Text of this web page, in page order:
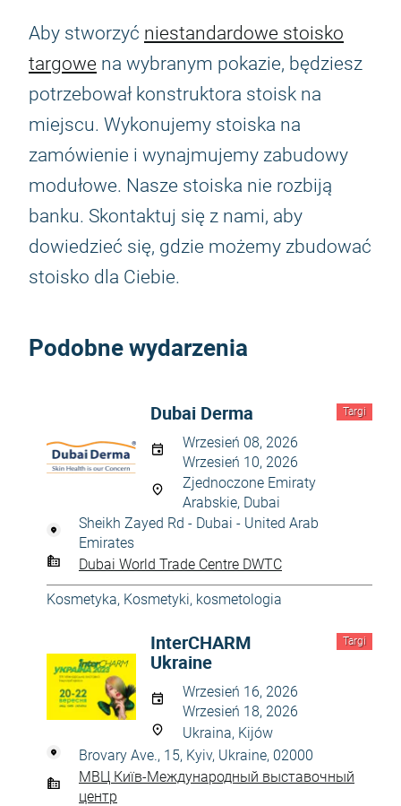
Aby stworzyć niestandardowe stoisko
targowe na wybranym pokazie, będziesz
potrzebował konstruktora stoisk na
miejscu. Wykonujemy stoiska na
zamówienie i wynajmujemy zabudowy
modułowe. Nasze stoiska nie rozbiją
banku. Skontaktuj się z nami, aby
dowiedzieć się, gdzie możemy zbudować
stoisko dla Ciebie.
Podobne wydarzenia
Targi
Dubai Derma
Wrzesień 08, 2026
Wrzesień 10, 2026
Zjednoczone Emiraty
Arabskie, Dubai
Sheikh Zayed Rd - Dubai - United Arab
Emirates
Dubai World Trade Centre DWTC
Kosmetyka, Kosmetyki, kosmetologia
Targi
InterCHARM
Ukraine
Wrzesień 16, 2026
Wrzesień 18, 2026
Ukraina, Kijów
Brovary Ave., 15, Kyiv, Ukraine, 02000
МВЦ Київ-Международный выставочный
центр